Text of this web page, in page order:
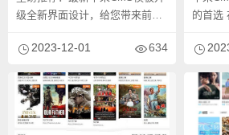
级全新界面设计，给您带来前所
2023-12-01 634
的首选 在当今互联网时代，拥有
重...